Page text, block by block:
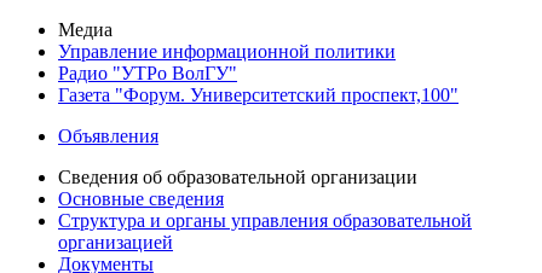
Медиа
Управление информационной политики
Радио "УТРо ВолГУ"
Газета "Форум. Университетский проспект,100"
Объявления
Сведения об образовательной организации
Основные сведения
Структура и органы управления образовательной
организацией
Документы